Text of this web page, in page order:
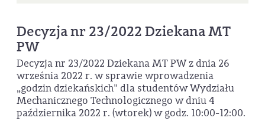
Decyzja nr 23/2022 Dziekana MT
PW
Decyzja nr 23/2022 Dziekana MT PW z dnia 26
września 2022 r. w sprawie wprowadzenia
„godzin dziekańskich" dla studentów Wydziału
Mechanicznego Technologicznego w dniu 4
października 2022 r. (wtorek) w godz. 10:00-12:00.